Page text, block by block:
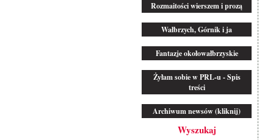
Rozmaitości wierszem i prozą
Wałbrzych, Górnik i ja
Fantazje okołowałbrzyskie
Żyłam sobie w PRL-u - Spis
treści
Archiwum newsów (kliknij)
Wyszukaj